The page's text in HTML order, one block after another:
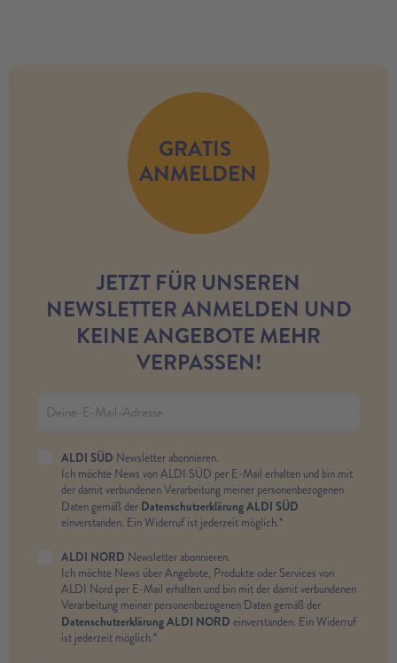
GRATIS
ANMELDEN
JETZT FÜR UNSEREN
NEWSLETTER ANMELDEN UND
KEINE ANGEBOTE MEHR
VERPASSEN!
ALDI SÜD Newsletter abonnieren.
Ich möchte News von ALDI SÜD per E-Mail erhalten und bin mit
der damit verbundenen Verarbeitung meiner personenbezogenen
Daten gemäß der Datenschutzerklärung ALDI SÜD
einverstanden. Ein Widerruf ist jederzeit möglich.*
ALDI NORD Newsletter abonnieren.
Ich möchte News über Angebote, Produkte oder Services von
ALDI Nord per E-Mail erhalten und bin mit der damit verbundenen
Verarbeitung meiner personenbezogenen Daten gemäß der
Datenschutzerklärung ALDI NORD einverstanden. Ein Widerruf
ist jederzeit möglich.*